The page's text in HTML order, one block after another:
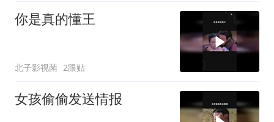
你是真的懂王
北子影视菌 2跟贴
女孩偷偷发送情报